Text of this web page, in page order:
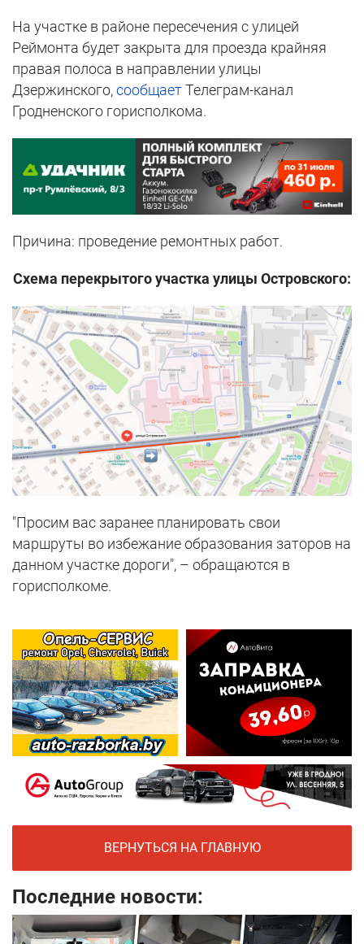
На участке в районе пересечения с улицей
Реймонта будет закрыта для проезда крайняя
правая полоса в направлении улицы
Дзержинского,сообщаетТелеграм-канал
Гродненского горисполкома.
Причина: проведение ремонтных работ.
Схема перекрытого участка улицы Островского:
"Просим вас заранее планировать свои
маршруты во избежание образования заторов на
данном участке дороги", – обращаются в
горисполкоме.
ВЕРНУТЬСЯ НА ГЛАВНУЮ
Последние новости: